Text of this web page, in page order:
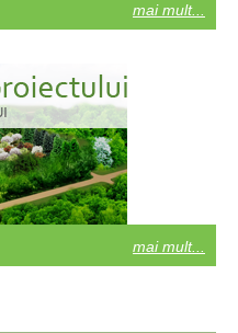
mai mult...
mai mult...